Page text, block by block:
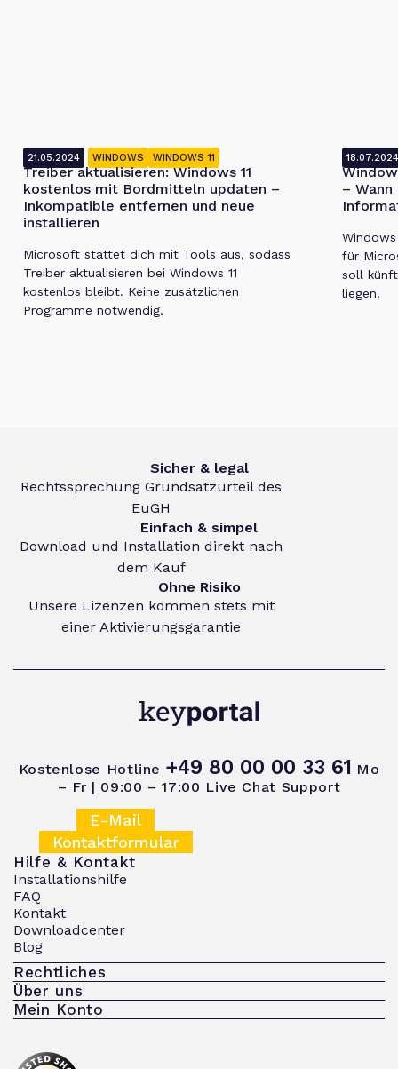
21.05.2024 WINDOWS WINDOWS 11
Treiber aktualisieren: Windows 11
kostenlos mit Bordmitteln updaten –
Inkompatible entfernen und neue
installieren
Microsoft stattet dich mit Tools aus, sodass
Treiber aktualisieren bei Windows 11
kostenlos bleibt. Keine zusätzlichen
Programme notwendig.
–
für
soll
liegen.
Sicher & legal
Rechtssprechung Grundsatzurteil des
EuGH
Einfach & simpel
Download und Installation direkt nach
dem Kauf
Ohne Risiko
Unsere Lizenzen kommen stets mit
einer Aktivierungsgarantie
Kostenlose Hotline +49 80 00 00 33 61 Mo
– Fr | 09:00 – 17:00 Live Chat Support
E-Mail
Kontaktformular
Hilfe & Kontakt
Installationshilfe
FAQ
Kontakt
Downloadcenter
Blog
Rechtliches
Über uns
Mein Konto